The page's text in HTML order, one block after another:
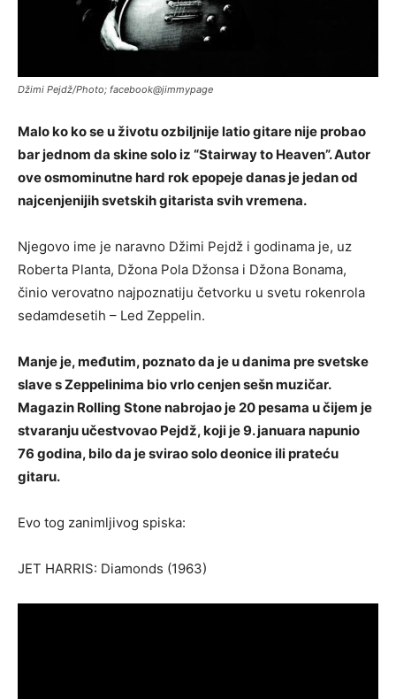
Džimi Pejdž/Photo; facebook@jimmypage
Malo ko ko se u životu ozbiljnije latio gitare nije probao
bar jednom da skine solo iz “Stairway to Heaven”. Autor
ove osmominutne hard rok epopeje danas je jedan od
najcenjenijih svetskih gitarista svih vremena.
Njegovo ime je naravno Džimi Pejdž i godinama je, uz
Roberta Planta, Džona Pola Džonsa i Džona Bonama,
činio verovatno najpoznatiju četvorku u svetu rokenrola
sedamdesetih – Led Zeppelin.
Manje je, međutim, poznato da je u danima pre svetske
slave s Zeppelinima bio vrlo cenjen sešn muzičar.
Magazin Rolling Stone nabrojao je 20 pesama u čijem je
stvaranju učestvovao Pejdž, koji je 9. januara napunio
76 godina, bilo da je svirao solo deonice ili prateću
gitaru.
Evo tog zanimljivog spiska:
JET HARRIS: Diamonds (1963)